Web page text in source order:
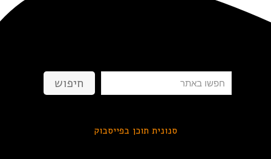
חיפוש חיפוש
סנונית תוכן בפייסבוק